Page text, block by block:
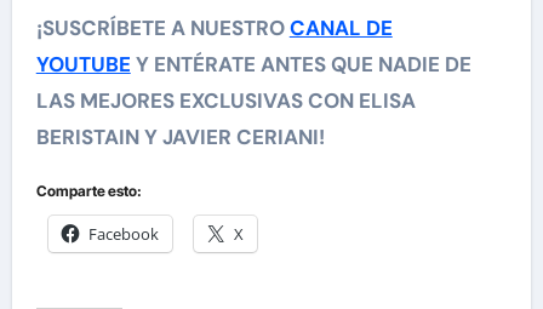
¡SUSCRÍBETE A NUESTROCANAL DE
YOUTUBE Y ENTÉRATE ANTES QUE NADIE DE
LAS MEJORES EXCLUSIVAS CON ELISA
BERISTAIN Y JAVIER CERIANI!
Comparte esto:
Facebook X